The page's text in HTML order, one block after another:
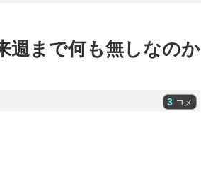
週まで何も無しなのか
3 コメ